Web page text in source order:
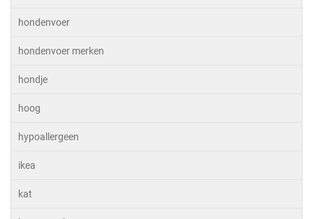
hondenvoer
hondenvoer merken
hondje
hoog
hypoallergeen
ikea
kat